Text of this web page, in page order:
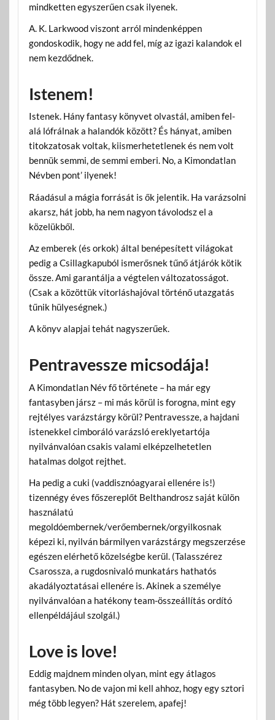
mindketten egyszerűen csak ilyenek.
A. K. Larkwood viszont arról mindenképpen
gondoskodik, hogy ne add fel, míg az igazi kalandok el
nem kezdődnek.
Istenem!
Istenek. Hány fantasy könyvet olvastál, amiben fel-
alá lófrálnak a halandók között? És hányat, amiben
titokzatosak voltak, kiismerhetetlenek és nem volt
bennük semmi, de semmi emberi. No, a Kimondatlan
Névben pont’ ilyenek!
Ráadásul a mágia forrását is ők jelentik. Ha varázsolni
akarsz, hát jobb, ha nem nagyon távolodsz el a
közelükből.
Az emberek (és orkok) által benépesített világokat
pedig a Csillagkapuból ismerősnek tűnő átjárók kötik
össze. Ami garantálja a végtelen változatosságot.
(Csak a közöttük vitorláshajóval történő utazgatás
tűnik hülyeségnek.)
A könyv alapjai tehát nagyszerűek.
Pentravessze micsodája!
A Kimondatlan Név fő története – ha már egy
fantasyben jársz – mi más körül is forogna, mint egy
rejtélyes varázstárgy körül? Pentravessze, a hajdani
istenekkel cimboráló varázsló ereklyetartója
nyilvánvalóan csakis valami elképzelhetetlen
hatalmas dolgot rejthet.
Ha pedig a cuki (vaddisznóagyarai ellenére is!)
tizennégy éves főszereplőt Belthandrosz saját külön
használatú
megoldóembernek/verőembernek/orgyilkosnak
képezi ki, nyilván bármilyen varázstárgy megszerzése
egészen elérhető közelségbe kerül. (Talasszérez
Csarossza, a rugdosnivaló munkatárs hathatós
akadályoztatásai ellenére is. Akinek a személye
nyilvánvalóan a hatékony team-összeállítás ordító
ellenpéldájául szolgál.)
Love is love!
Eddig majdnem minden olyan, mint egy átlagos
fantasyben. No de vajon mi kell ahhoz, hogy egy sztori
még több legyen? Hát szerelem, apafej!